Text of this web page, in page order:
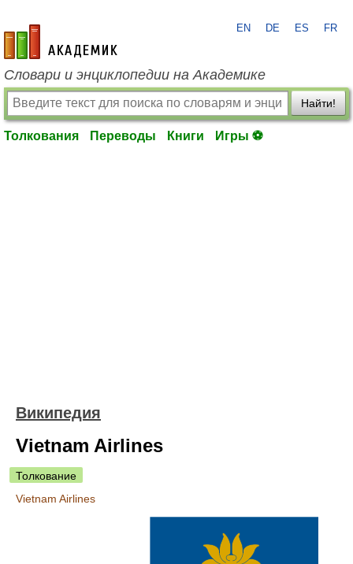
academic.ru
EN DE ES FR
Словари и энциклопедии на Академике
Найти!
Толкования Переводы Книги Игры ⚽
Википедия
Vietnam Airlines
Толкование
Vietnam Airlines